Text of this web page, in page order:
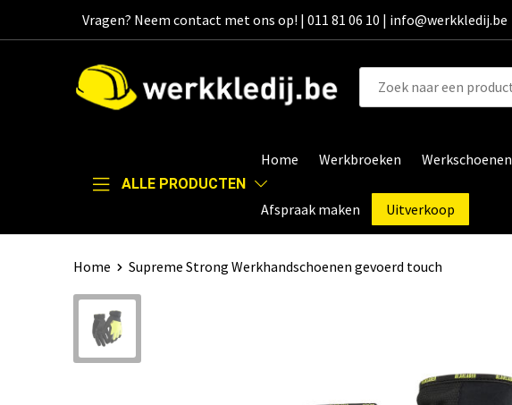
Vragen? Neem contact met ons op! | 011 81 06 10 | info@werkkledij.be
ALLE PRODUCTEN
Home Werkbroeken Werkschoenen
Afspraak maken Uitverkoop
Home Supreme Strong Werkhandschoenen gevoerd touch